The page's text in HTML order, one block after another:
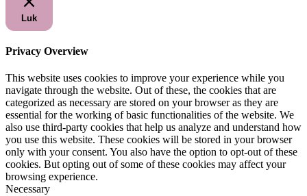
Luk
Privacy Overview
This website uses cookies to improve your experience while you
navigate through the website. Out of these, the cookies that are
categorized as necessary are stored on your browser as they are
essential for the working of basic functionalities of the website. We
also use third-party cookies that help us analyze and understand how
you use this website. These cookies will be stored in your browser
only with your consent. You also have the option to opt-out of these
cookies. But opting out of some of these cookies may affect your
browsing experience.
Necessary